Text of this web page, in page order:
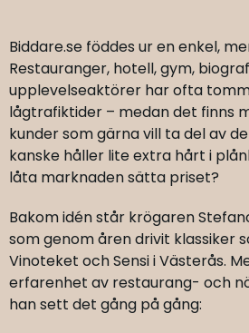
Biddare.se föddes ur en enkel,
Restauranger, hotell, gym,
upplevelseaktörer har ofta
lågtrafiktider – medan det finns
kunder som gärna vill ta del av
kanske håller lite extra hårt i
låta marknaden sätta priset?
Bakom idén står krögaren
som genom åren drivit klassiker
Vinoteket och Sensi i Västerås.
erfarenhet av restaurang- och
han sett det gång på gång: